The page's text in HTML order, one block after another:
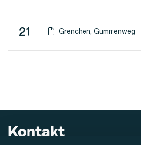
Linie Richtung
Linie
21 Haltestellen-PDF
Grenchen, Gummenweg
(Öffnet in einen neuen Tab
Kontakt